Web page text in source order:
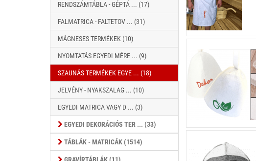
RENDSZÁMTÁBLA - GÉPTÁ ... (17)
FALMATRICA - FALTETOV ... (31)
MÁGNESES TERMÉKEK (10)
NYOMTATÁS EGYEDI MÉRE ... (9)
SZAUNÁS TERMÉKEK EGYE ... (18)
JELVÉNY - NYAKSZALAG ... (10)
EGYEDI MATRICA VAGY D ... (3)
EGYEDI DEKORÁCIÓS TER ... (33)
TÁBLÁK - MATRICÁK (1514)